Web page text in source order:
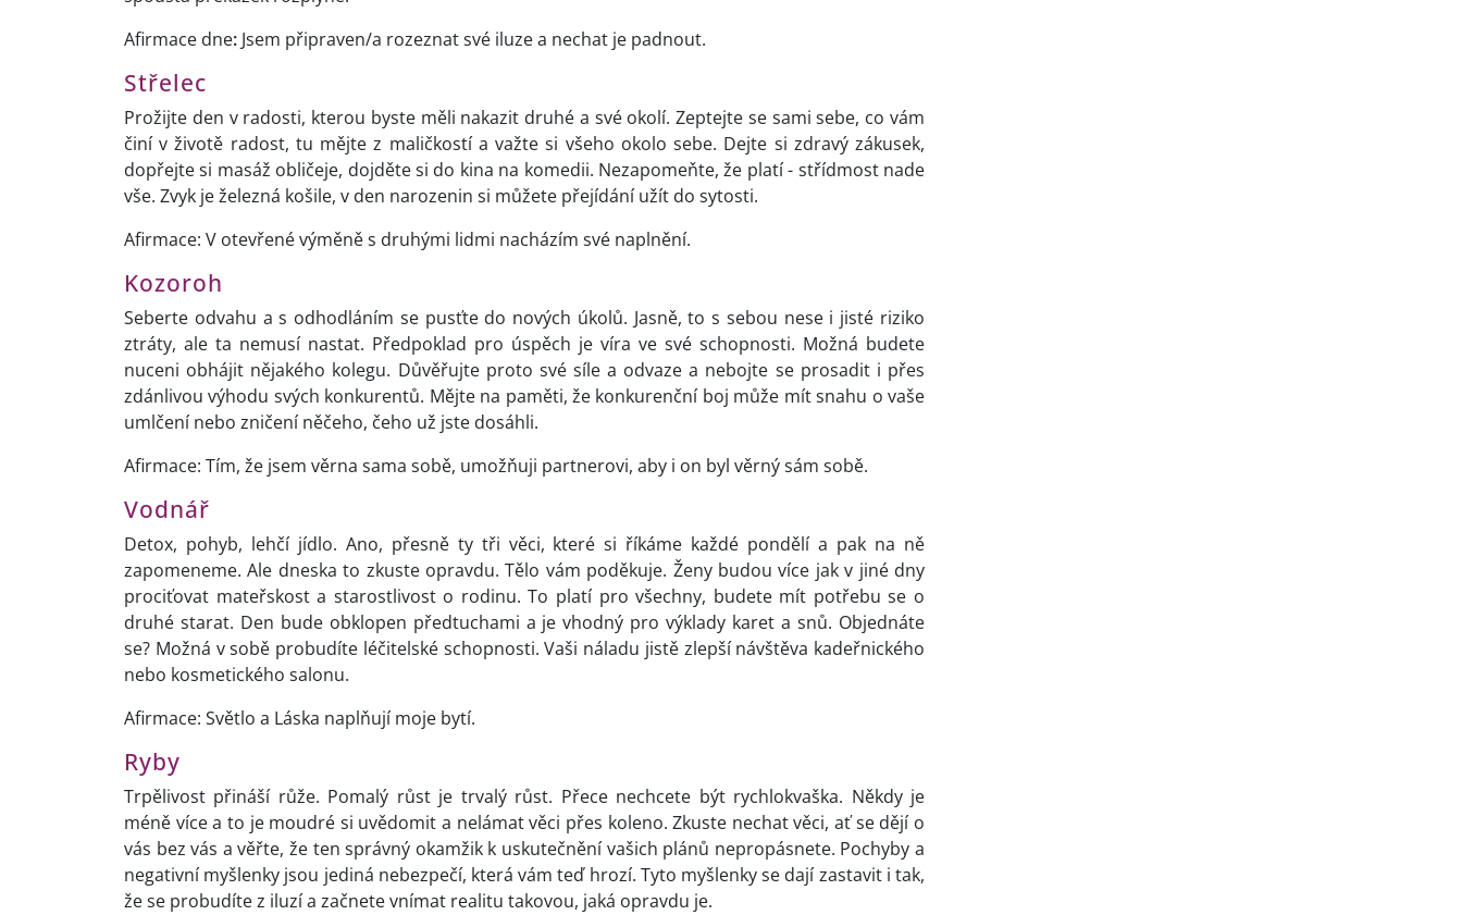
Afirmace dne: Jsem připraven/a rozeznat své iluze a nechat je padnout.
Střelec
Prožijte den v radosti, kterou byste měli nakazit druhé a své okolí. Zeptejte se sami sebe, co vám
činí v životě radost, tu mějte z maličkostí a važte si všeho okolo sebe. Dejte si zdravý zákusek,
dopřejte si masáž obličeje, dojděte si do kina na komedii. Nezapomeňte, že platí - střídmost nade
vše. Zvyk je železná košile, v den narozenin si můžete přejídání užít do sytosti.
Afirmace: V otevřené výměně s druhými lidmi nacházím své naplnění.
Kozoroh
Seberte odvahu a s odhodláním se pusťte do nových úkolů. Jasně, to s sebou nese i jisté riziko
ztráty, ale ta nemusí nastat. Předpoklad pro úspěch je víra ve své schopnosti. Možná budete
nuceni obhájit nějakého kolegu. Důvěřujte proto své síle a odvaze a nebojte se prosadit i přes
zdánlivou výhodu svých konkurentů. Mějte na paměti, že konkurenční boj může mít snahu o vaše
umlčení nebo zničení něčeho, čeho už jste dosáhli.
Afirmace: Tím, že jsem věrna sama sobě, umožňuji partnerovi, aby i on byl věrný sám sobě.
Vodnář
Detox, pohyb, lehčí jídlo. Ano, přesně ty tři věci, které si říkáme každé pondělí a pak na ně
zapomeneme. Ale dneska to zkuste opravdu. Tělo vám poděkuje. Ženy budou více jak v jiné dny
prociťovat mateřskost a starostlivost o rodinu. To platí pro všechny, budete mít potřebu se o
druhé starat. Den bude obklopen předtuchami a je vhodný pro výklady karet a snů. Objednáte
se? Možná v sobě probudíte léčitelské schopnosti. Vaši náladu jistě zlepší návštěva kadeřnického
nebo kosmetického salonu.
Afirmace: Světlo a Láska naplňují moje bytí.
Ryby
Trpělivost přináší růže. Pomalý růst je trvalý růst. Přece nechcete být rychlokvaška. Někdy je
méně více a to je moudré si uvědomit a nelámat věci přes koleno. Zkuste nechat věci, ať se dějí o
vás bez vás a věřte, že ten správný okamžik k uskutečnění vašich plánů nepropásnete. Pochyby a
negativní myšlenky jsou jediná nebezpečí, která vám teď hrozí. Tyto myšlenky se dají zastavit i tak,
že se probudíte z iluzí a začnete vnímat realitu takovou, jaká opravdu je.